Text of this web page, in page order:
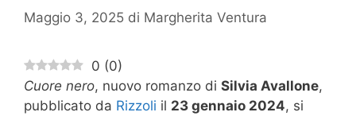
Maggio 3, 2025 di Margherita Ventura
0 (0)
Cuore nero, nuovo romanzo di Silvia Avallone,
pubblicato da Rizzoli il 23 gennaio 2024, si